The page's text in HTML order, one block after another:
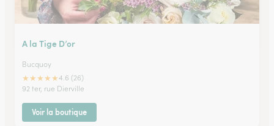
A la Tige D’or
Bucquoy
★★★★★4.6 (26)
92 ter, rue Dierville
Voir la boutique